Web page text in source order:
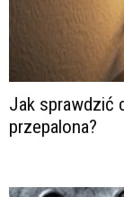
Jak sprawdzić
przepalona?